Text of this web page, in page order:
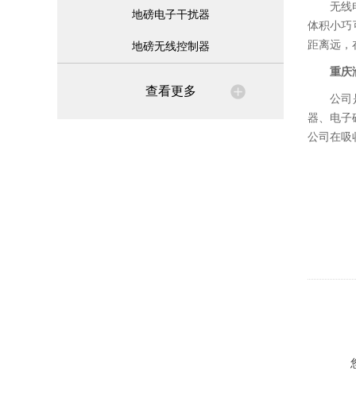
地磅电子干扰器
地磅无线控制器
查看更多
无线
体积小巧
距离远，
重庆
公司
器、电子
公司在吸